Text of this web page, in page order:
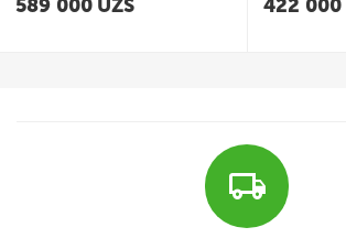
589 000 UZS 422 000